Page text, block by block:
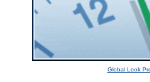
Global Look